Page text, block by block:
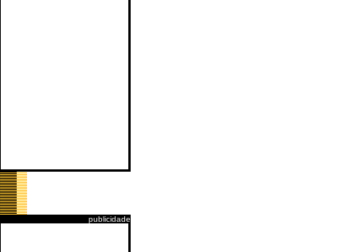
publicidade